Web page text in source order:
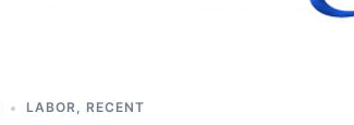
LABOR, RECENT